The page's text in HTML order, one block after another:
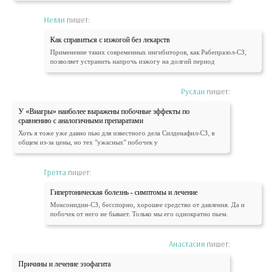
Нелли пишет:
Как справиться с изжогой без лекарств
Применение таких современных ингибиторов, как Рабепразол-СЗ,
позволяет устранить напрочь изжогу на долгий период
Руслан пишет:
У «Виагры» наиболее выражены побочные эффекты по
сравнению с аналогичными препаратами
Хоть я тоже уже давно пью для известного дела Силденафил-СЗ, в
общем из-за цены, но тех "ужасных" побочек у
Гретта пишет:
Гипертоническая болезнь - симптомы и лечение
Моксонидин-СЗ, бесспорно, хорошее средство от давления. Да и
побочек от него не бывает. Только мы его однократно пьем.
Анастасия пишет:
Причины и лечение эзофагита